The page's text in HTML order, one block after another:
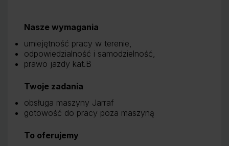
Nasze wymagania
umiejętność pracy w terenie,
odpowiedzialność i samodzielność,
prawo jazdy kat.B
Twoje zadania
obsługa maszyny Jarraf
gotowość do pracy poza maszyną
To oferujemy